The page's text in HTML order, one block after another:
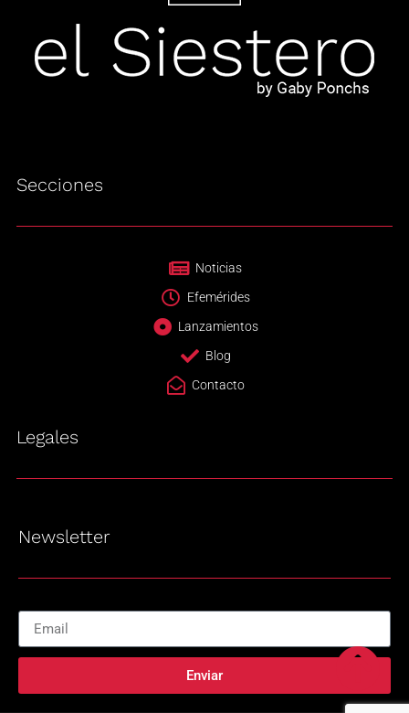
Secciones
Noticias
Efemérides
Lanzamientos
Blog
Contacto
Legales
Newsletter
Enviar